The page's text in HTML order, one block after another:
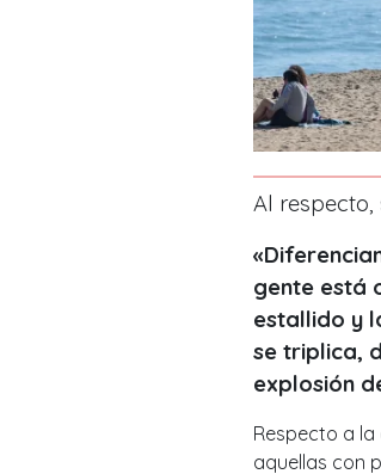
Al respecto,
gente está
estallido y
se triplica,
explosión
Respecto a
aquellas con